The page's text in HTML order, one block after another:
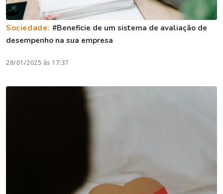
Sociedade: #Beneficie de um sistema de avaliação de
desempenho na sua empresa
28/01/2025 às 17:37